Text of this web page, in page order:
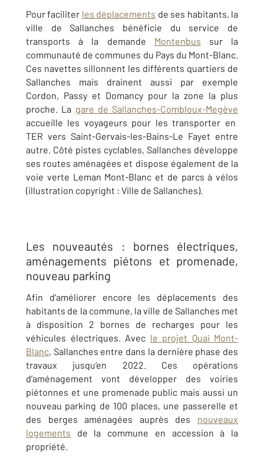
Pour faciliter les déplacements de ses habitants, la
ville de Sallanches bénéficie du service de
transports à la demande Montenbus sur la
communauté de communes du Pays du Mont-Blanc.
Ces navettes sillonnent les différents quartiers de
Sallanches mais drainent aussi par exemple
Cordon, Passy et Domancy pour la zone la plus
proche. La gare de Sallanches-Combloux-Megève
accueille les voyageurs pour les transporter en
TER vers Saint-Gervais-les-Bains-Le Fayet entre
autre. Côté pistes cyclables, Sallanches développe
ses routes aménagées et dispose également de la
voie verte Leman Mont-Blanc et de parcs à vélos
(illustration copyright : Ville de Sallanches).
Les nouveautés : bornes électriques,
aménagements piétons et promenade,
nouveau parking
Afin d’améliorer encore les déplacements des
habitants de la commune, la ville de Sallanches met
à disposition 2 bornes de recharges pour les
véhicules électriques. Avec le projet Quai Mont-
Blanc, Sallanches entre dans la dernière phase des
travaux jusqu’en 2022. Ces opérations
d’aménagement vont développer des voiries
piétonnes et une promenade public mais aussi un
nouveau parking de 100 places, une passerelle et
des berges aménagées auprès des nouveaux
logements de la commune en accession à la
propriété.